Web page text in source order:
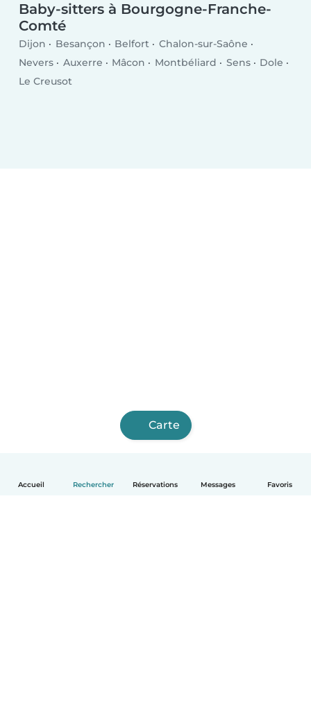
Accueil Rechercher Réservations Messages Favoris
Baby-sitters à Bourgogne-Franche-
Comté
Dijon Besançon Belfort
Chalon-sur-Saône
Nevers
Auxerre Mâcon Montbéliard Sens
Dole
Le Creusot
Carte